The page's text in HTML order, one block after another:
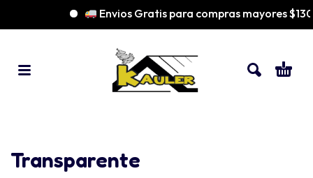
Envios Gratis para compras mayores
Transparente